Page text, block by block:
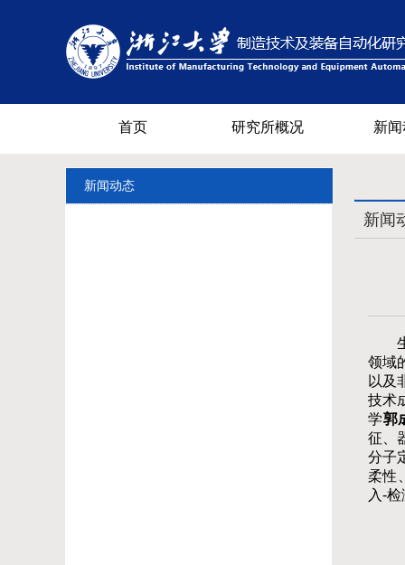
首页 研究所概况 新
新闻动态
新闻
领域
以及
技术
学郭
征、
分子
柔性
入-检